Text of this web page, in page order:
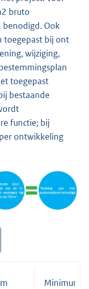
bruto
benodigd. Ook
toegepast bij ont
wijziging,
toegepast
bestaande
functie; bij
ontwikkeling
Minimum